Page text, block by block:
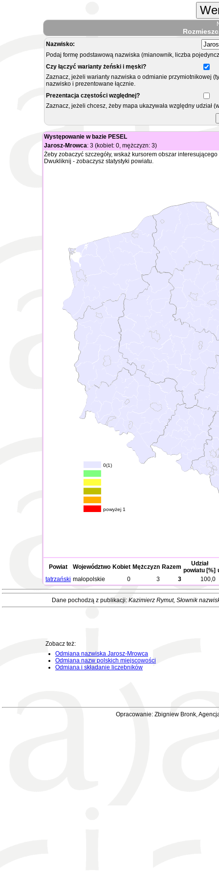
Nazwisko:
Podaj formę podstawową nazwiska (mianownik, liczba
Czy łączyć warianty żeński i męski?
Zaznacz, jeżeli warianty nazwiska o odmianie przymiotnikowej
nazwisko i prezentowane łącznie.
Prezentacja częstości względnej?
Zaznacz, jeżeli chcesz, żeby mapa ukazywała względny
Występowanie w bazie PESEL
Jarosz-Mrowca: 3 (kobiet: 0, mężczyzn: 3)
Żeby zobaczyć szczegóły, wskaż kursorem obszar
Dwukliknij - zobaczysz statystyki powiatu.
0(1)
powyżej 1
Powiat Województwo Kobiet Mężczyzn Razem
Udział
powiatu [%]
tatrzański małopolskie 0 3 3 100,0
Dane pochodzą z publikacji: Kazimierz Rymut, Słownik
Zobacz też:
Odmiana nazwiska Jarosz-Mrowca
Odmiana nazw polskich miejscowości
Odmiana i składanie liczebników
Opracowanie: Zbigniew Bronk,